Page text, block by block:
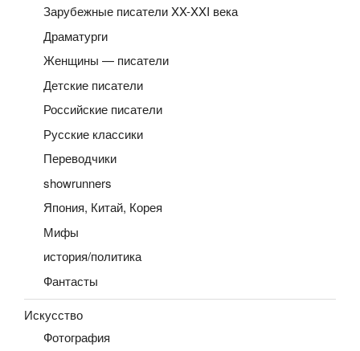
Зарубежные писатели XX-XXI века
Драматурги
Женщины — писатели
Детские писатели
Российские писатели
Русские классики
Переводчики
showrunners
Япония, Китай, Корея
Мифы
история/политика
Фантасты
Искусство
Фотография